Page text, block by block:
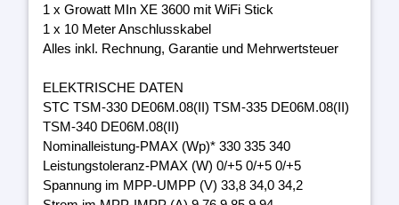
1 x Growatt MIn XE 3600 mit WiFi Stick
1 x 10 Meter Anschlusskabel
Alles inkl. Rechnung, Garantie und Mehrwertsteuer
ELEKTRISCHE DATEN
STC TSM-330 DE06M.08(II) TSM-335 DE06M.08(II)
TSM-340 DE06M.08(II)
Nominalleistung-PMAX (Wp)* 330 335 340
Leistungstoleranz-PMAX (W) 0/+5 0/+5 0/+5
Spannung im MPP-UMPP (V) 33,8 34,0 34,2